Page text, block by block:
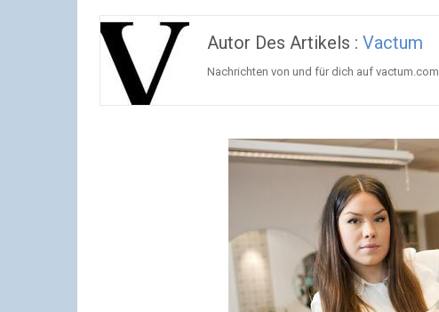
Autor Des Artikels : Vactum
Nachrichten von und für dich auf vactum.com